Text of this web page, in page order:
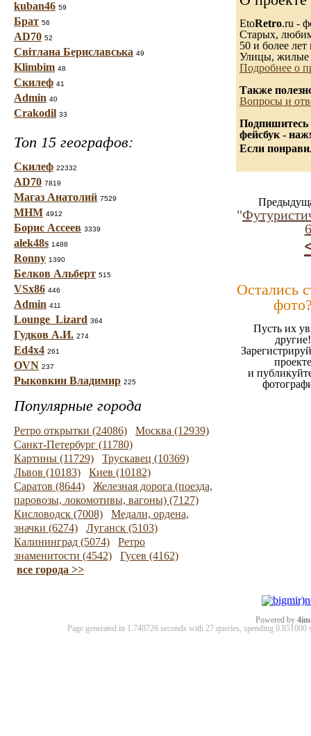
kuban46 59
Брат 56
AD70 52
Світлана Бериславська 49
Klimbim 48
Скилеф 41
Admin 40
Crakodil 33
Топ 15 географов:
Скилеф 22332
AD70 7819
Магаз Анатолий 7529
МНМ 4912
Борис Ассеев 3339
alek48s 1488
Ronny 1390
Белков Альберт 515
VSx86 446
Admin 411
Lounge_Lizard 364
Гудков А.И. 274
Ed4x4 261
OVN 237
Рыковкин Владимир 225
Популярные города
Ретро открытки (24086)
Москва (12939)
Санкт-Петербург (11780)
Картины (11729)
Трускавец (10369)
Львов (10183)
Киев (10182)
Саратов (8644)
Железная дорога (поезда,
паровозы, локомотивы, вагоны) (7127)
Кисловодск (7008)
Медали, ордена,
значки (6274)
Луганск (5103)
Калининград (5074)
Ретро
знаменитости (4542)
Гусев (4162)
все города >>
EtoRetro.ru -
Старых,
50 и более лет
Улицы, жилые
Подробнее о
Также
Вопросы и
Подпишитесь
фейсбук -
Если
"
Остались
Пусть их
другие!
проекте
и
Powered by
Page generated in 1.740726 seconds with 27 queries, spending